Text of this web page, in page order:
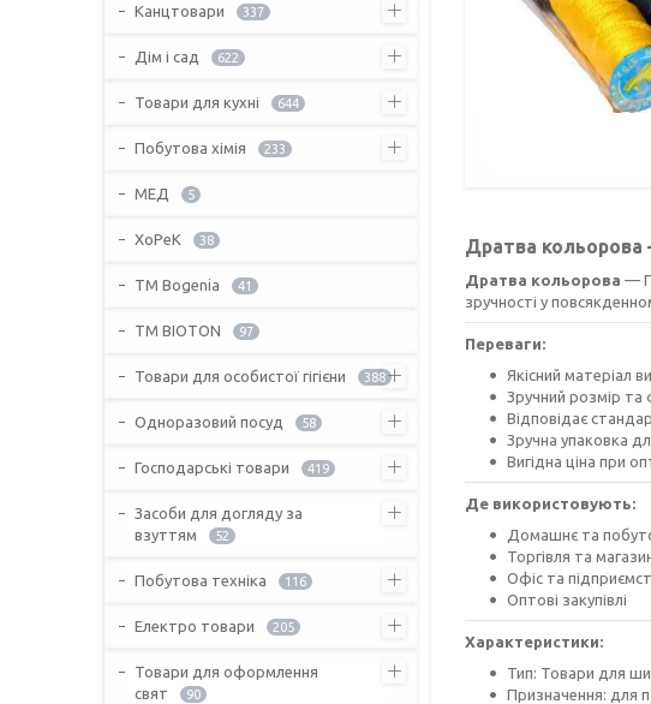
Дратва кольорова
Дратва кольорова —
зручності у
Переваги:
Якісний матеріал
Зручний розмір
Відповідає
Зручна упаковка
Вигідна ціна при
Де використовують:
Домашнє та
Торгівля та
Офіс та
Оптові закупівлі
Характеристики:
Тип: Товари для
Призначення: для
Канцтовари 337
Дім і сад 622
Товари для кухні 644
Побутова хімія 233
МЕД 5
ХоРеК 38
ТМ Bogenia 41
ТМ BIOTON 97
Товари для особистої гігієни 388
Одноразовий посуд 58
Господарські товари 419
Засоби для догляду за
взуттям
52
Побутова техніка 116
Електро товари 205
Товари для оформлення
свят
90